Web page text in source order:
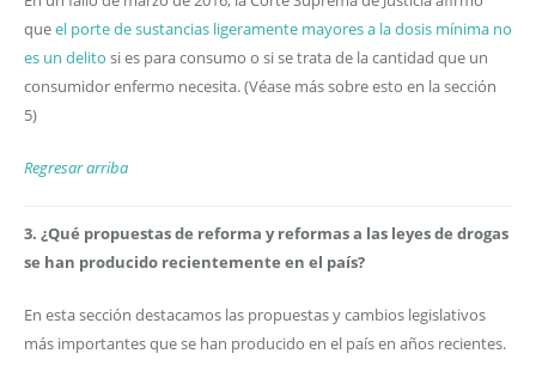
queel porte de sustancias ligeramente mayores a la dosis mínima no
es un delito si es para consumo o si se trata de la cantidad que un
consumidor enfermo necesita. (Véase más sobre esto en la sección
5)
Regresar arriba
3. ¿Qué propuestas de reforma y reformas a las leyes de drogas
se han producido recientemente en el país?
En esta sección destacamos las propuestas y cambios legislativos
más importantes que se han producido en el país en años recientes.